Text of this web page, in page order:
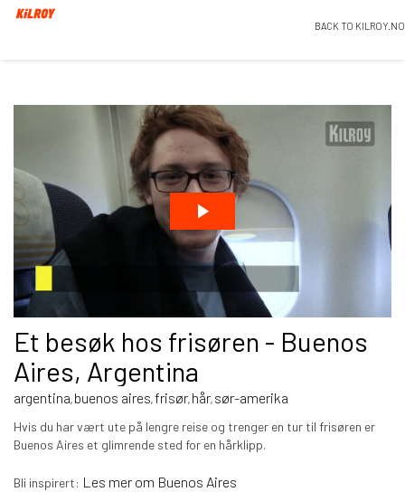
BACK TO KILROY.NO
Et besøk hos frisøren - Buenos
Aires, Argentina
argentina, buenos aires,frisør, hår, sør-amerika
Hvis du har vært ute på lengre reise og trenger en tur til frisøren er
Buenos Aires et glimrende sted for en hårklipp.
Bli inspirert: Les mer om Buenos Aires